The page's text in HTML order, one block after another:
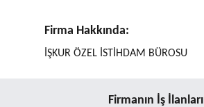
Firma Hakkında:
İŞKUR ÖZEL İSTİHDAM BÜROSU
Firmanın İş İlanları